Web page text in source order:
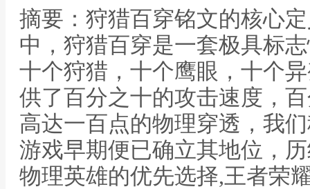
摘要：狩猎百穿铭文的核心
中，狩猎百穿是一套极具标
十个狩猎，十个鹰眼，十个
供了百分之十的攻击速度，
高达一百点的物理穿透，我
游戏早期便已确立其地位，
物理英雄的优先选择,王者荣